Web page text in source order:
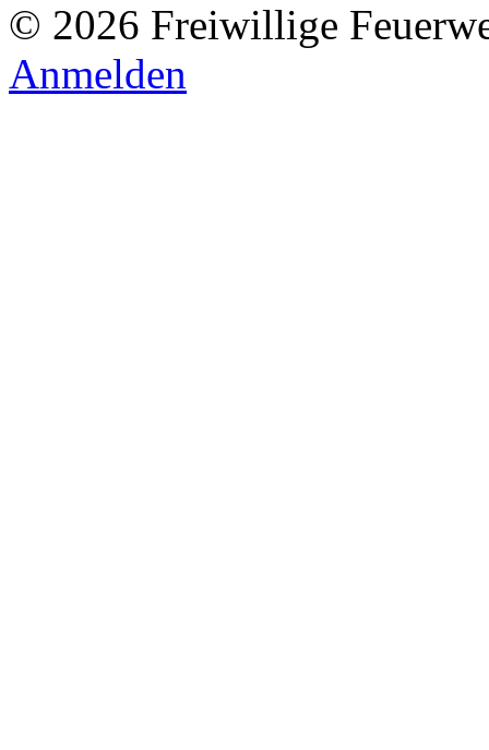
© 2026 Freiwillige
Anmelden